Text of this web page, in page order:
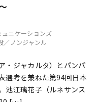
ュニケーションズ
／ノンジャンル
・ジャカルタ）とパンパ
選考を兼ねた第94回日本
池江璃花子（ルネサンス